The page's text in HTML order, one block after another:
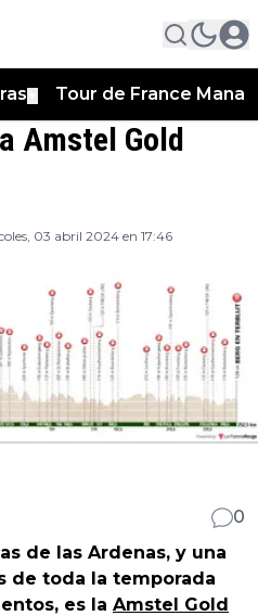
Tour de France
Amstel Gold
03 abril 2024 en 17:46
0
de las Ardenas, y una
de toda la temporada
es la Amstel Gold